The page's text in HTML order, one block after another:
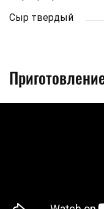
Сыр твердый